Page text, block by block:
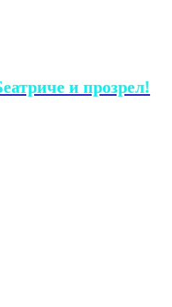
и прозрел!